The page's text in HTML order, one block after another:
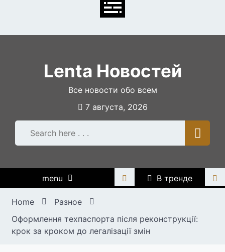
Lenta Новостей
Все новости обо всем
7 августа, 2026
menu В тренде
Home
Разное
Оформлення техпаспорта після реконструкції:
крок за кроком до легалізації змін